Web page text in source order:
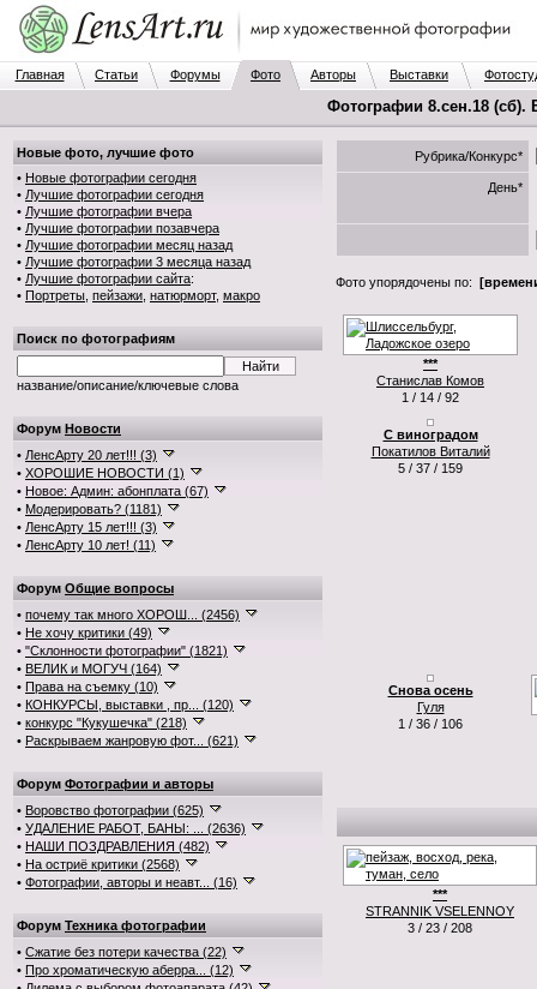
Главная Статьи Форумы Фото Авторы Выставки
Фотографии 8.сен.18 (сб).
Новые фото, лучшие фото
• Новые фотографии сегодня
• Лучшие фотографии сегодня
• Лучшие фотографии вчера
• Лучшие фотографии позавчера
• Лучшие фотографии месяц назад
• Лучшие фотографии 3 месяца назад
• Лучшие фотографии сайта:
• Портреты пейзажи натюрморт, макро
Поиск по фотографиям
название/описание/ключевые слова
Форум Новости
• ЛенсАрту 20 лет!!! (3)
• ХОРОШИЕ НОВОСТИ (1)
• Новое: Админ: абонплата (67)
• Модерировать? (1181)
• ЛенсАрту 15 лет!!! (3)
• ЛенсАрту 10 лет! (11)
Форум Общие вопросы
• почему так много ХОРОШ... (2456)
• Не хочу критики (49)
• "Склонности фотографии" (1821)
• ВЕЛИК и МОГУЧ (164)
• Права на съемку (10)
• КОНКУРСЫ, выставки , пр... (120)
• конкурс "Кукушечка" (218)
• Раскрываем жанровую фот... (621)
Форум Фотографии и авторы
• Воровство фотографии (625)
• УДАЛЕНИЕ РАБОТ, БАНЫ: ... (2636)
• НАШИ ПОЗДРАВЛЕНИЯ (482)
• На остриё критики (2568)
• Фотографии, авторы и неавт... (16)
Форум Техника фотографии
• Сжатие без потери качества (22)
• Про хроматическую аберра... (12)
Рубрика/Конкурс*
День*
Фото упорядочены по:
***
Станислав Комов
1 / 14 / 92
С виноградом
Покатилов Виталий
5 / 37 / 159
Снова осень
Гуля
1 / 36 / 106
***
STRANNIK VSELENNOY
3 / 23 / 208